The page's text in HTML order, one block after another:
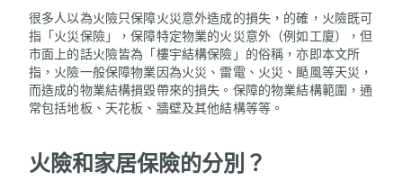
很多人以為火險只保障火災意外造成的損失，的確，火險既可
指「火災保險」，保障特定物業的火災意外（例如工廈），但
市面上的話火險皆為「樓宇結構保險」的俗稱，亦即本文所
指，火險一般保障物業因為火災、雷電、火災、颳風等天災，
而造成的物業結構損毀帶來的損失。保障的物業結構範圍，通
常包括地板、天花板、牆壁及其他結構等等。
火險和家居保險的分別？